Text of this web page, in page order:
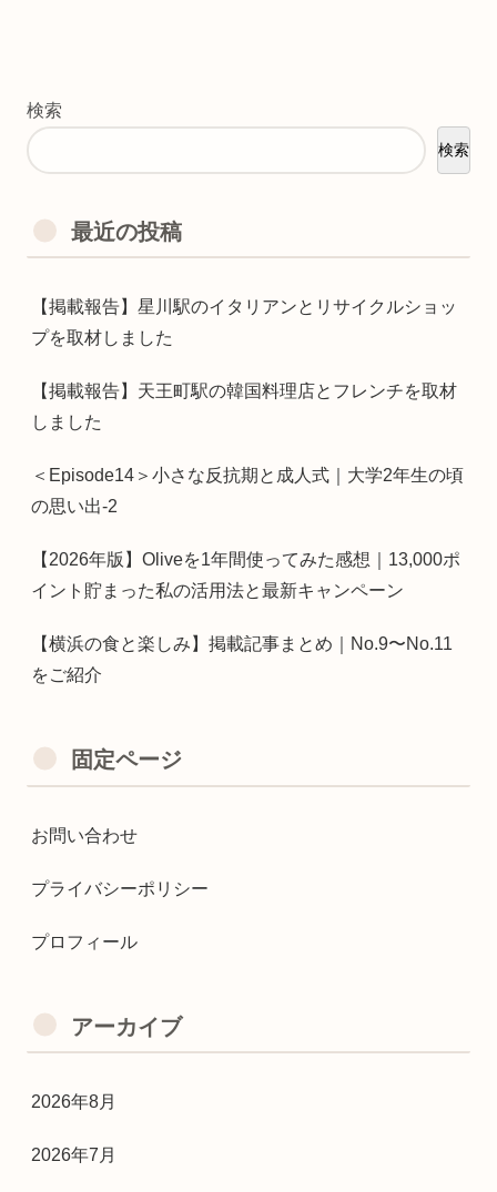
検索
検索
最近の投稿
【掲載報告】星川駅のイタリアンとリサイクルショッ
プを取材しました
【掲載報告】天王町駅の韓国料理店とフレンチを取材
しました
＜Episode14＞小さな反抗期と成人式｜大学2年生の頃
の思い出-2
【2026年版】Oliveを1年間使ってみた感想｜13,000ポ
イント貯まった私の活用法と最新キャンペーン
【横浜の食と楽しみ】掲載記事まとめ｜No.9〜No.11
をご紹介
固定ページ
お問い合わせ
プライバシーポリシー
プロフィール
アーカイブ
2026年8月
2026年7月